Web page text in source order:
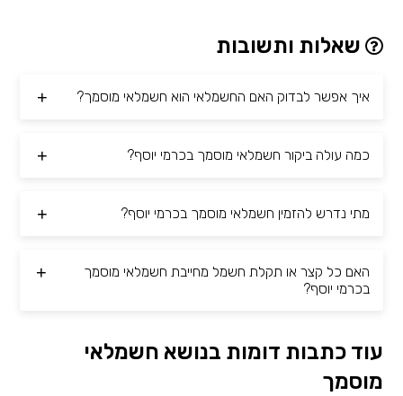
שאלות ותשובות
איך אפשר לבדוק האם החשמלאי הוא חשמלאי מוסמך?
כמה עולה ביקור חשמלאי מוסמך בכרמי יוסף?
מתי נדרש להזמין חשמלאי מוסמך בכרמי יוסף?
האם כל קצר או תקלת חשמל מחייבת חשמלאי מוסמך
בכרמי יוסף?
עוד כתבות דומות בנושא חשמלאי
מוסמך